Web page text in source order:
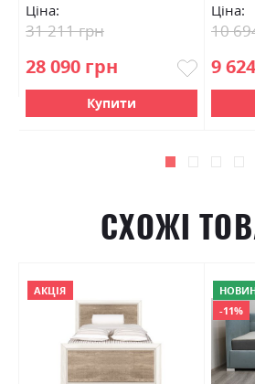
Ціна:
28 090 грн
31 211 грн
Купити
Ціна:
9
10
СХОЖІ
АКЦІЯ
-11%